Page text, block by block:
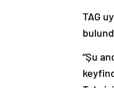
TAG
“Şu